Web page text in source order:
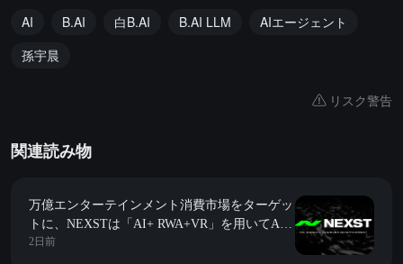
AI B.AI 白B.AI B.AI LLM
AIエージェント
孫宇晨
リスク警告
関連読み物
万億エンターテインメント消費市場をターゲッ
トに、NEXSTは「AI+ RWA+VR」を用いてAI
アイドル時代の「JYP」を構築します。
2日前